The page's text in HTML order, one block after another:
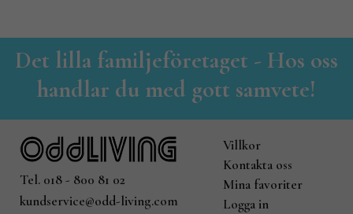
Det lilla familjeföretaget - Hos oss
handlar du med gott samvete!
Tel. 018 - 800 81 02
kundservice@odd-living.com
Villkor
Kontakta oss
Mina favoriter
Logga in